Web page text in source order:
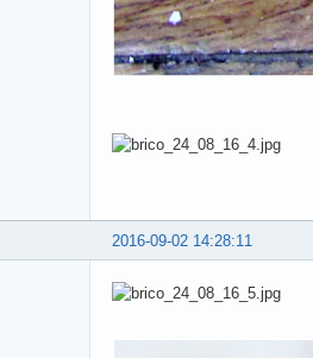
2016-09-02 14:28:11